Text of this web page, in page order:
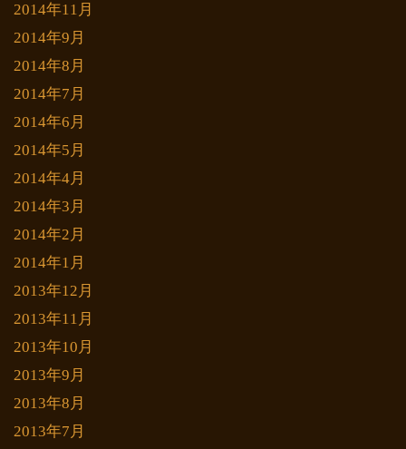
2014年11月
2014年9月
2014年8月
2014年7月
2014年6月
2014年5月
2014年4月
2014年3月
2014年2月
2014年1月
2013年12月
2013年11月
2013年10月
2013年9月
2013年8月
2013年7月